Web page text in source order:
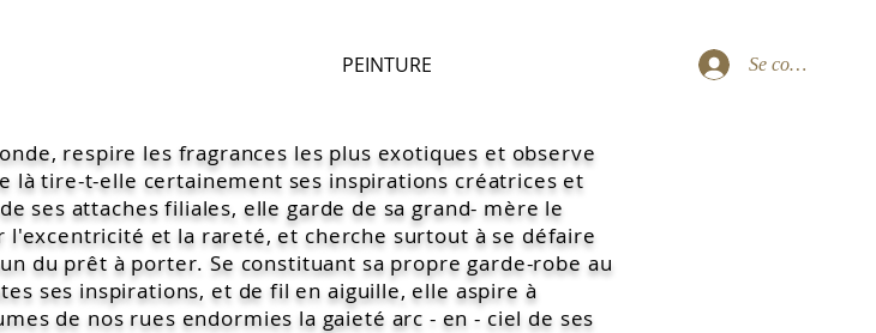
PEINTURE Se connecter
respire les fragrances les plus exotiques et observe
là tire-t-elle certainement ses inspirations créatrices et
ses attaches filiales, elle garde de sa grand- mère le
et la rareté, et cherche surtout à se défaire
du prêt à porter. Se constituant sa propre garde-robe au
ses inspirations, et de fil en aiguille, elle aspire à
de nos rues endormies la gaieté arc - en - ciel de ses